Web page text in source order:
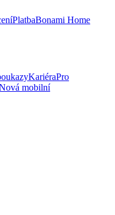
PlatbaBonami Home
KariéraPro
mobilní